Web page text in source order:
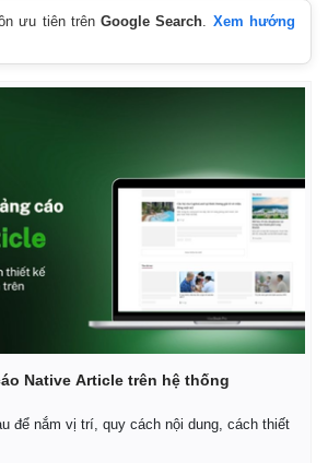
ưu tiên trênGoogle Search. Xem hướng
Native Article trên hệ thống
để nắm vị trí, quy cách nội dung, cách thiết